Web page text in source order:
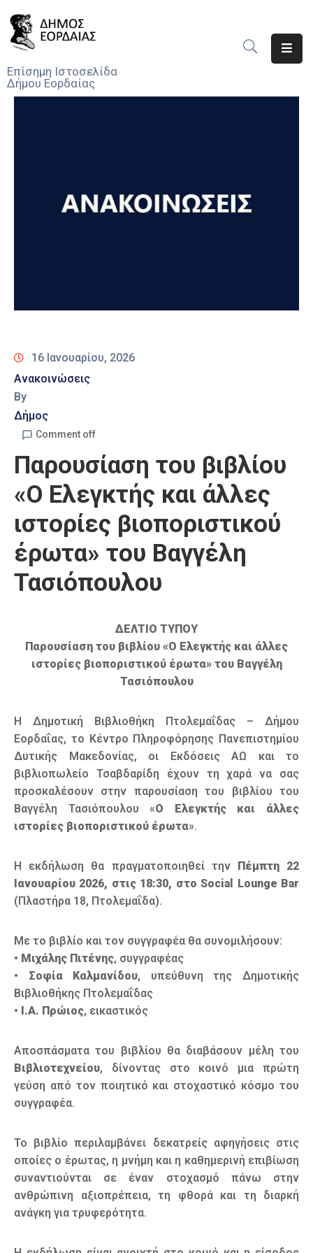
Επίσημη Ιστοσελίδα
Δήμου Εορδαίας
Ο
16 Ιανουαρίου, 2026
Ανακοινώσεις
By
Δήμος
Comment off
Παρουσίαση του βιβλίου
«Ο Ελεγκτής και άλλες
ιστορίες βιοποριστικού
έρωτα» του Βαγγέλη
Τασιόπουλου
ΔΕΛΤΙΟ ΤΥΠΟΥ
Παρουσίαση του βιβλίου «Ο Ελεγκτής και άλλες
ιστορίες βιοποριστικού έρωτα» του Βαγγέλη
Τασιόπουλου
Η Δημοτική Βιβλιοθήκη Πτολεμαΐδας – Δήμου
Εορδαΐας, το Κέντρο Πληροφόρησης Πανεπιστημίου
Δυτικής Μακεδονίας, οι Εκδόσεις ΑΩ και το
βιβλιοπωλείο Τσαβδαρίδη έχουν τη χαρά να σας
προσκαλέσουν στην παρουσίαση του βιβλίου του
Βαγγέλη Τασιόπουλου «Ο Ελεγκτής και άλλες
ιστορίες βιοποριστικού έρωτα».
Η εκδήλωση θα πραγματοποιηθεί την Πέμπτη 22
Ιανουαρίου 2026, στις 18:30, στο Social Lounge Bar
(Πλαστήρα 18, Πτολεμαΐδα).
Με το βιβλίο και τον συγγραφέα θα συνομιλήσουν:
• Μιχάλης Πιτένης, συγγραφέας
• Σοφία Καλμανίδου, υπεύθυνη της Δημοτικής
Βιβλιοθήκης Πτολεμαΐδας
• Ι.Α. Πρώιος, εικαστικός
Αποσπάσματα του βιβλίου θα διαβάσουν μέλη του
Βιβλιοτεχνείου, δίνοντας στο κοινό μια πρώτη
γεύση από τον ποιητικό και στοχαστικό κόσμο του
συγγραφέα.
Το βιβλίο περιλαμβάνει δεκατρείς αφηγήσεις στις
οποίες ο έρωτας, η μνήμη και η καθημερινή επιβίωση
συναντιούνται σε έναν στοχασμό πάνω στην
ανθρώπινη αξιοπρέπεια, τη φθορά και τη διαρκή
ανάγκη για τρυφερότητα.